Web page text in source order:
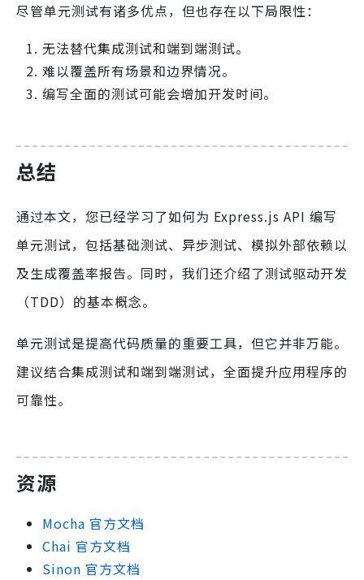
尽管单元测试有诸多优点，但也存在以下局限性：
无法替代集成测试和端到端测试。
难以覆盖所有场景和边界情况。
编写全面的测试可能会增加开发时间。
总结
通过本文，您已经学习了如何为 Express.js API 编写
单元测试，包括基础测试、异步测试、模拟外部依赖以
及生成覆盖率报告。同时，我们还介绍了测试驱动开发
（TDD）的基本概念。
单元测试是提高代码质量的重要工具，但它并非万能。
建议结合集成测试和端到端测试，全面提升应用程序的
可靠性。
资源
Mocha 官方文档
Chai 官方文档
Sinon 官方文档